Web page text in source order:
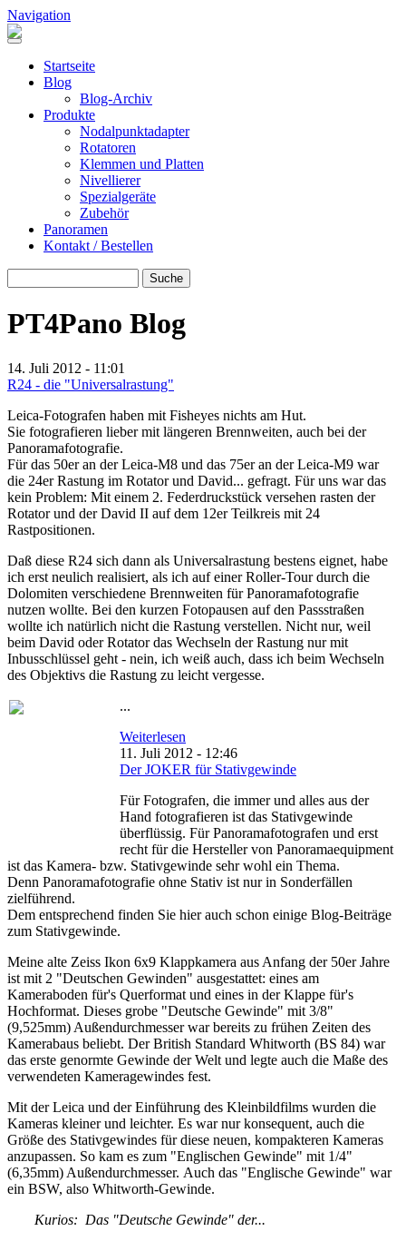
Direkt zum Inhalt
Navigation
Startseite
Blog
Blog-Archiv
Produkte
Nodalpunktadapter
Rotatoren
Klemmen und Platten
Nivellierer
Spezialgeräte
Zubehör
Panoramen
Kontakt / Bestellen
PT4Pano Blog
14. Juli 2012 - 11:01
R24 - die "Universalrastung"
Leica-Fotografen haben mit Fisheyes nichts am Hut.
Sie fotografieren lieber mit längeren Brennweiten, auch bei der
Panoramafotografie.
Für das 50er an der Leica-M8 und das 75er an der Leica-M9 war
die 24er Rastung im Rotator und David... gefragt. Für uns war das
kein Problem: Mit einem 2. Federdruckstück versehen rasten der
Rotator und der David II auf dem 12er Teilkreis mit 24
Rastpositionen.
Daß diese R24 sich dann als Universalrastung bestens eignet, habe
ich erst neulich realisiert, als ich auf einer Roller-Tour durch die
Dolomiten verschiedene Brennweiten für Panoramafotografie
nutzen wollte. Bei den kurzen Fotopausen auf den Passstraßen
wollte ich natürlich nicht die Rastung verstellen. Nicht nur, weil
beim David oder Rotator das Wechseln der Rastung nur mit
Inbusschlüssel geht - nein, ich weiß auch, dass ich beim Wechseln
des Objektivs die Rastung zu leicht vergesse.
...
Weiterlesen
11. Juli 2012 - 12:46
Der JOKER für Stativgewinde
Für Fotografen, die immer und alles aus der
Hand fotografieren ist das Stativgewinde
überflüssig. Für Panoramafotografen und erst
recht für die Hersteller von Panoramaequipment
ist das Kamera- bzw. Stativgewinde sehr wohl ein Thema.
Denn Panoramafotografie ohne Stativ ist nur in Sonderfällen
zielführend.
Dem entsprechend finden Sie hier auch schon einige Blog-Beiträge
zum Stativgewinde.
Meine alte Zeiss Ikon 6x9 Klappkamera aus Anfang der 50er Jahre
ist mit 2 "Deutschen Gewinden" ausgestattet: eines am
Kameraboden für's Querformat und eines in der Klappe für's
Hochformat. Dieses grobe "Deutsche Gewinde" mit 3/8"
(9,525mm) Außendurchmesser war bereits zu frühen Zeiten des
Kamerabaus beliebt. Der British Standard Whitworth (BS 84) war
das erste genormte Gewinde der Welt und legte auch die Maße des
verwendeten Kameragewindes fest.
Mit der Leica und der Einführung des Kleinbildfilms wurden die
Kameras kleiner und leichter. Es war nur konsequent, auch die
Größe des Stativgewindes für diese neuen, kompakteren Kameras
anzupassen. So kam es zum "Englischen Gewinde" mit 1/4"
(6,35mm) Außendurchmesser. Auch das "Englische Gewinde" war
ein BSW, also Whitworth-Gewinde.
Kurios: Das "Deutsche Gewinde" der...